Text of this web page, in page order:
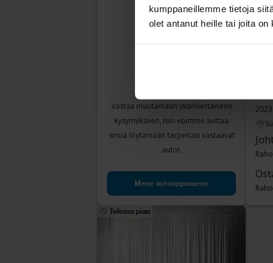
kumppaneillemme tietoja
olet antanut heille tai joita
Vastaa muutamaan yksinkertaiseen
kysymykseen, niin voimme auttaa
sinua löytämään tarpeitasi vastaavat
autot.
Mene autooppaaseen
2023
Tulossa pian